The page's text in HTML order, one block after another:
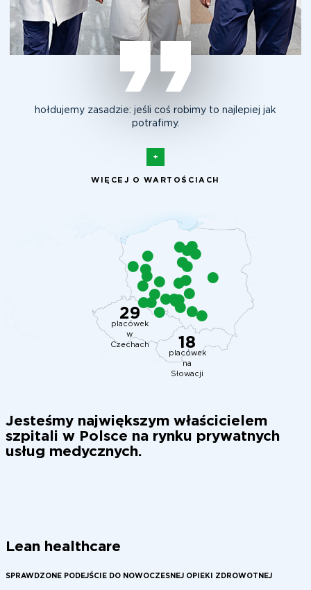
hołdujemy zasadzie: jeśli coś robimy to najlepiej jak
potrafimy.
WIĘCEJ O WARTOŚCIACH
29
placówek
w
Czechach
18
placówek
na
Słowacji
Jesteśmy największym właścicielem
szpitali w Polsce na rynku prywatnych
usług medycznych.
Lean healthcare
SPRAWDZONE PODEJŚCIE DO NOWOCZESNEJ OPIEKI ZDROWOTNEJ